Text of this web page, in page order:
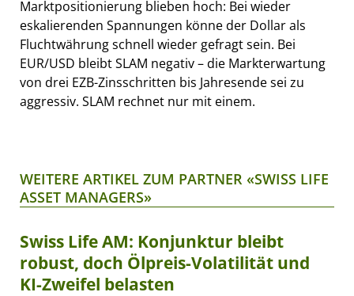
Marktpositionierung blieben hoch: Bei wieder
eskalierenden Spannungen könne der Dollar als
Fluchtwährung schnell wieder gefragt sein. Bei
EUR/USD bleibt SLAM negativ – die Markterwartung
von drei EZB-Zinsschritten bis Jahresende sei zu
aggressiv. SLAM rechnet nur mit einem.
WEITERE ARTIKEL ZUM PARTNER «SWISS LIFE
ASSET MANAGERS»
Swiss Life AM: Konjunktur bleibt
robust, doch Ölpreis-Volatilität und
KI-Zweifel belasten